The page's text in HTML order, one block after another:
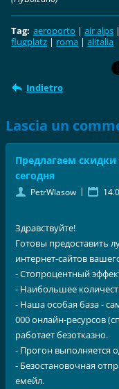
Tag: aeroporto | air alps |
flugplatz | roma | alitalia
Indietro
Lascia un
Предлагаем
сегодня
PetrWlasow |
Здравствуйте!
Готовы предоставить
интернет-сайтов
- Стопроцентный
- Наибольшее
- Наша особая база -
000 онлайн-ресурсов
работает безотказно.
- Прогон выполняется
- Безостановочная
емейл.